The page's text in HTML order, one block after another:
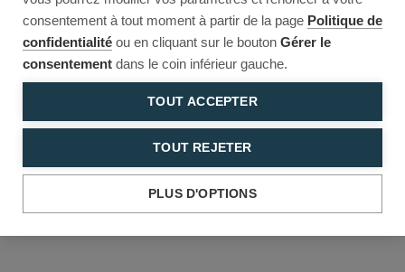
consentement à tout moment à partir de la page Politique de
confidentialité ou en cliquant sur le bouton Gérer le
consentement dans le coin inférieur gauche.
TOUT ACCEPTER
TOUT REJETER
PLUS D'OPTIONS